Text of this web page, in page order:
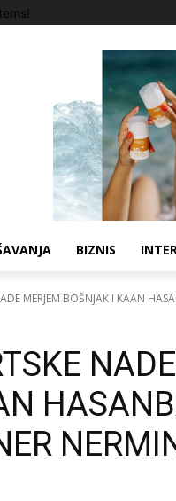
BIZNIS
MERJEM BOŠNJAK I KAAN